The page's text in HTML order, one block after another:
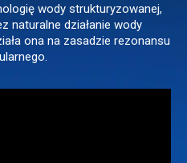
wody strukturyzowanej,
naturalne działanie wody
ona na zasadzie rezonansu